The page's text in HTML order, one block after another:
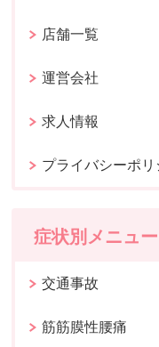
店舗一覧
運営会社
求人情報
プライバシーポリ
症状別メニュー
交通事故
筋筋膜性腰痛